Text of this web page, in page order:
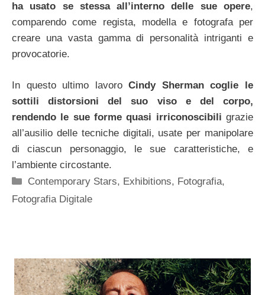
ha usato se stessa all’interno delle sue opere,
comparendo come regista, modella e fotografa per
creare una vasta gamma di personalità intriganti e
provocatorie.
In questo ultimo lavoroCindy Sherman coglie le
sottili distorsioni del suo viso e del corpo,
rendendo le sue forme quasi irriconoscibili grazie
all’ausilio delle tecniche digitali, usate per manipolare
di ciascun personaggio, le sue caratteristiche, e
l’ambiente circostante.
Categorie
Contemporary Stars, Exhibitions, Fotografia,
Fotografia Digitale